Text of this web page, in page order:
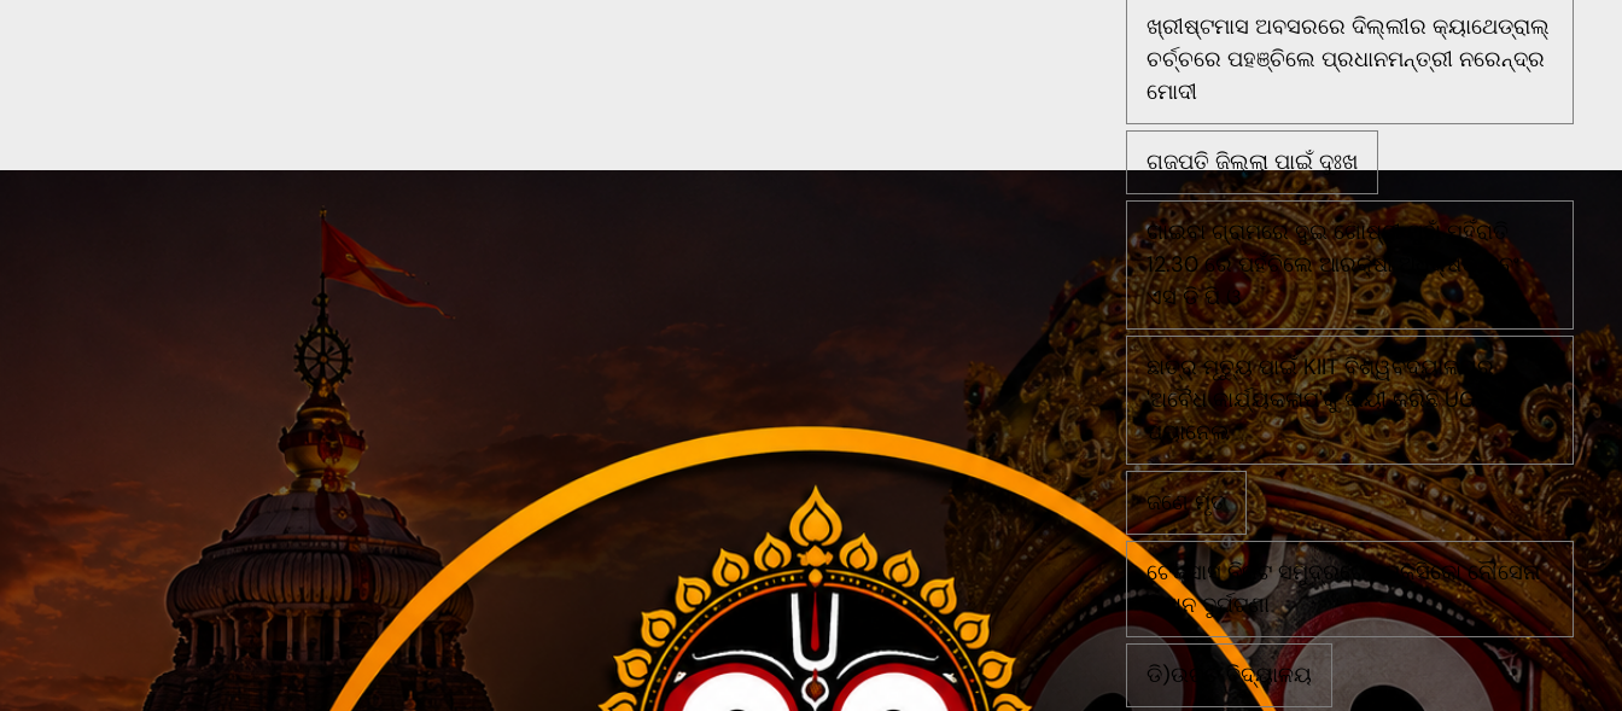
ଖ୍ରୀଷ୍ଟମାସ ଅବସରରେ ଦିଲ୍ଲୀର କ୍ୟାଥେଡ୍ରାଲ୍
ଚର୍ଚ୍ଚରେ ପହଞ୍ଚିଲେ ପ୍ରଧାନମନ୍ତ୍ରୀ ନରେନ୍ଦ୍ର
ମୋଦୀ
ଗଜପତି ଜିଲ୍ଲା ପାଇଁ ଦୁଃଖ
ଗାଇବା ଗ୍ରାମରେ ଦୁଇ ଗୋଷ୍ଠୀ ମୁହାଁ ମୁହିଁରାତି
12.30 ରେ ପହଁଚିଲେ ଆରକ୍ଷୀ ଅଧିକ୍ଷକ ଏବଂ
ଏସ ଡି ପି ଓ
ଛାତ୍ର ମୃତ୍ୟୁ ପାଇଁ KIIT ବିଶ୍ୱବିଦ୍ୟାଳୟର
'ଅବୈଧ କାର୍ଯ୍ୟକଳାପ'କୁ ଦାୟୀ କରିଛି UGC
ପ୍ୟାନେଲ
ଜଣେ ମୃତ
ଟେକ୍ସାସ ନିକଟ ସମୁଦ୍ରରେ ମେକ୍ସିକୋ ନୌସେନା
ବିମାନ ଦୁର୍ଘଟଣା
ଡି)ଉଚ୍ଚ ବିଦ୍ୟାଳୟ